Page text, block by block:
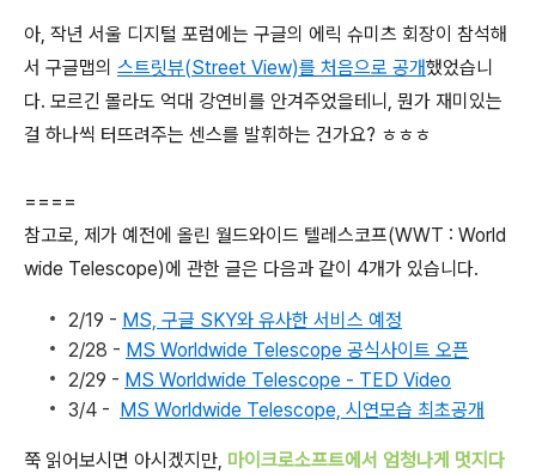
아, 작년 서울 디지털 포럼에는 구글의 에릭 슈미츠 회장이 참석해
서 구글맵의 스트릿뷰(Street View)를 처음으로 공개했었습니
다. 모르긴 몰라도 억대 강연비를 안겨주었을테니, 뭔가 재미있는
걸 하나씩 터뜨려주는 센스를 발휘하는 건가요? ㅎㅎㅎ
====
참고로, 제가 예전에 올린 월드와이드 텔레스코프(WWT : World
wide Telescope)에 관한 글은 다음과 같이 4개가 있습니다.
2/19 - MS, 구글 SKY와 유사한 서비스 예정
2/28 - MS Worldwide Telescope 공식사이트 오픈
2/29 - MS Worldwide Telescope - TED Video
3/4 -
MS Worldwide Telescope, 시연모습 최초공개
쭉 읽어보시면 아시겠지만, 마이크로소프트에서 엄청나게 멋지다